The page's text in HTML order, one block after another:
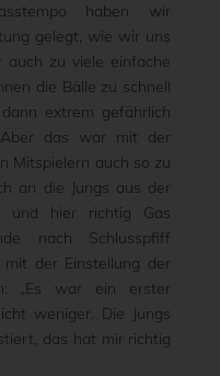
haben wir
gelegt, wie wir uns
auch zu viele einfache
die Bälle zu schnell
extrem gefährlich
das war mit der
Mitspielern auch so zu
an die Jungs aus der
und hier richtig Gas
nach Schlusspfiff
der Einstellung der
„Es war ein erster
weniger. Die Jungs
das hat mir richtig